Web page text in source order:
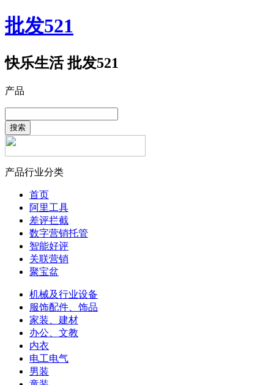
批发521
快乐生活 批发521
产品
搜索
产品行业分类
首页
阿里工具
差评拦截
数字营销托管
智能好评
关联营销
聚宝盆
机械及行业设备
服饰配件、饰品
家装、建材
办公、文教
内衣
电工电气
男装